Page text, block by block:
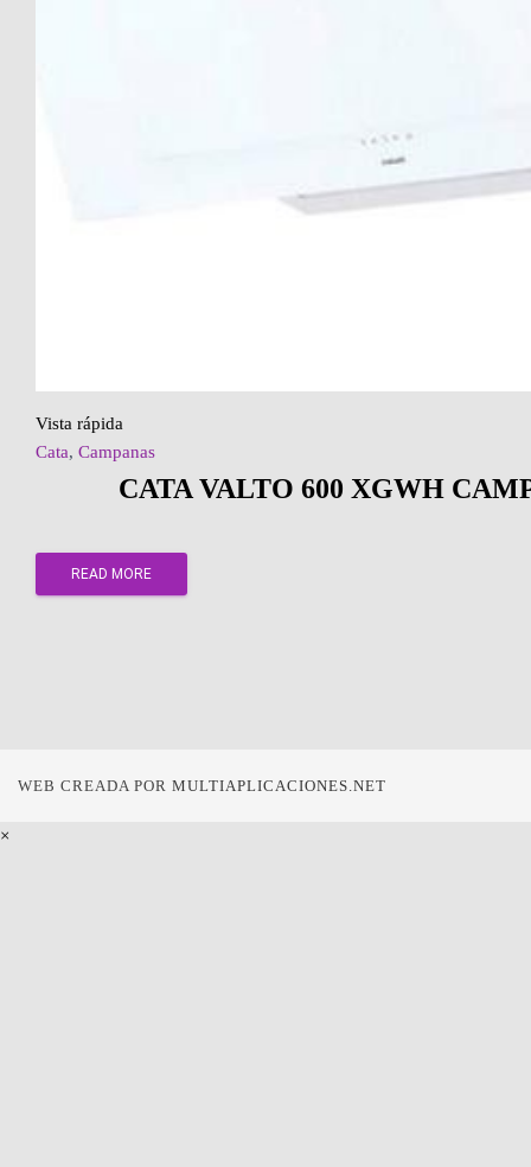
Vista rápida
Cata, Campanas
CATA VALTO 600 XGWH
READ MORE
WEB CREADA POR MULTIAPLICACIONES.NET
×